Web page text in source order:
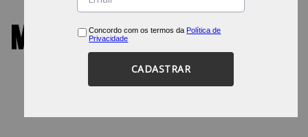
MARCASConcordo com os termos da Política de
Privacidade
CADASTRAR